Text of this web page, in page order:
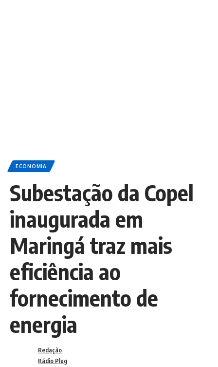
ECONOMIA
Subestação da Copel
inaugurada em
Maringá traz mais
eficiência ao
fornecimento de
energia
Redação
Rádio Plug